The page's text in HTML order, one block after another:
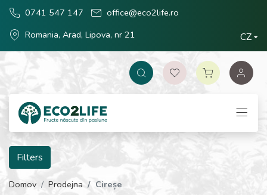
0741 547 147
office@eco2life.ro
Romania, Arad, Lipova, nr 21
CZ
Filters
Domov Prodejna
Cireșe